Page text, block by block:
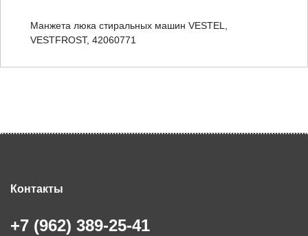
Манжета люка стиральных машин VESTEL,
VESTFROST, 42060771
Контакты
+7 (962) 389-25-41